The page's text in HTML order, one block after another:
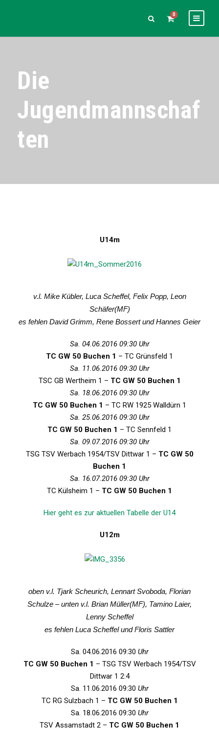
0
Die
Jugendmannschaf
ten
U14m
v.l. Mike Kübler, Luca Scheffel, Felix Popp, Leon
Schäfer(MF)
es fehlen David Grimm, Rene Bossert und Hannes Geier
Sa. 04.06.2016 09:30 Uhr
TC GW 50 Buchen 1 – TC Grünsfeld 1
Sa. 11.06.2016 09:30 Uhr
TSC GB Wertheim 1 – TC GW 50 Buchen 1
Sa. 18.06.2016 09:30 Uhr
TC GW 50 Buchen 1 – TC RW 1925 Walldürn 1
Sa. 25.06.2016 09:30 Uhr
TC GW 50 Buchen 1 – TC Sennfeld 1
Sa. 09.07.2016 09:30 Uhr
TSG TSV Werbach 1954/TSV Dittwar 1 – TC GW 50
Buchen 1
Sa. 16.07.2016 09:30 Uhr
TC Külsheim 1 – TC GW 50 Buchen 1
Hier geht es zur aktuellen Tabelle der U14
U12m
oben v.l. Tjark Scheurich, Lennart Svoboda, Florian
Schulze – unten v.l. Brian Müller(MF), Tamino Laier,
Lenny Scheffel
es fehlen Luca Scheffel und Floris Sattler
Sa. 04.06.2016 09:30 Uhr
TC GW 50 Buchen 1 – TSG TSV Werbach 1954/TSV
Dittwar 1 2:4
Sa. 11.06.2016 09:30 Uhr
TC RG Sulzbach 1 – TC GW 50 Buchen 1
Sa. 18.06.2016 09:30 Uhr
TSV Assamstadt 2 – TC GW 50 Buchen 1